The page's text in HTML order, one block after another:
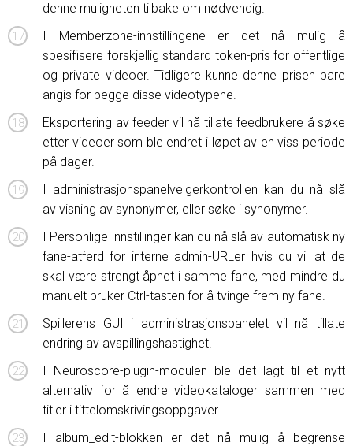
denne muligheten tilbake om nødvendig.
I Memberzone-innstillingene er det nå mulig å
spesifisere forskjellig standard token-pris for offentlige
og private videoer. Tidligere kunne denne prisen bare
angis for begge disse videotypene.
Eksportering av feeder vil nå tillate feedbrukere å søke
etter videoer som ble endret i løpet av en viss periode
på dager.
I administrasjonspanelvelgerkontrollen kan du nå slå
av visning av synonymer, eller søke i synonymer.
I Personlige innstillinger kan du nå slå av automatisk ny
fane-atferd for interne admin-URLer hvis du vil at de
skal være strengt åpnet i samme fane, med mindre du
manuelt bruker Ctrl-tasten for å tvinge frem ny fane.
Spillerens GUI i administrasjonspanelet vil nå tillate
endring av avspillingshastighet.
I Neuroscore-plugin-modulen ble det lagt til et nytt
alternativ for å endre videokataloger sammen med
titler i tittelomskrivingsoppgaver.
I album_edit-blokken er det nå mulig å begrense